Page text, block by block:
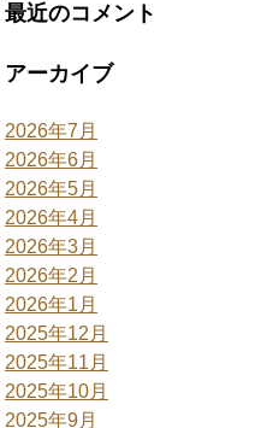
最近のコメント
アーカイブ
2026年7月
2026年6月
2026年5月
2026年4月
2026年3月
2026年2月
2026年1月
2025年12月
2025年11月
2025年10月
2025年9月